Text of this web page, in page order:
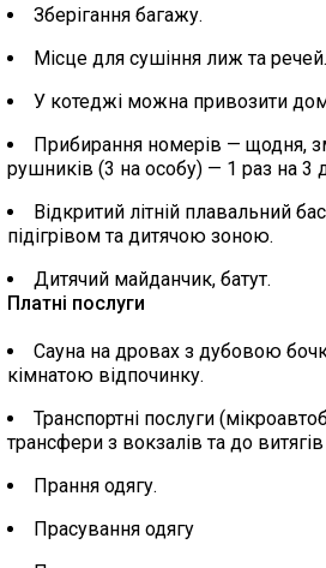
Зберігання багажу.
Місце для сушіння лиж та речей.
У котеджі можна привозити
Прибирання номерів — щодня,
рушників (3 на особу) — 1 раз на 3
Відкритий літній плавальний
підігрівом та дитячою зоною.
Дитячий майданчик, батут.
Платні послуги
Сауна на дровах з дубовою
кімнатою відпочинку.
Транспортні послуги
трансфери з вокзалів та до
Прання одягу.
Прасування одягу